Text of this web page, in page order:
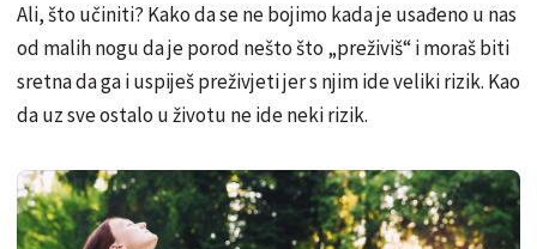
Ali, što učiniti? Kako da se ne bojimo kada je usađeno u nas
od malih nogu da je porod nešto što „preživiš“ i moraš biti
sretna da ga i uspiješ preživjeti jer s njim ide veliki rizik. Kao
da uz sve ostalo u životu ne ide neki rizik.